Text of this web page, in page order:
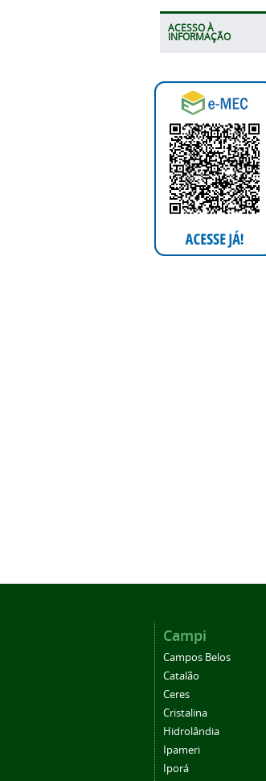
ACESSO À
INFORMAÇÃO
Campi
Campos Belos
Catalão
Ceres
Cristalina
Hidrolândia
Ipameri
Iporá